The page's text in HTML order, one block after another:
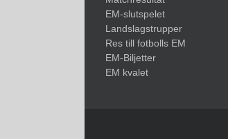
EM-slutspelet
Landslagstrupper
Res till fotbolls EM
EM-Biljetter
EM kvalet